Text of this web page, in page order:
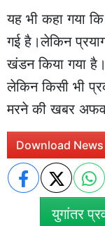
यह भी कहा गया
गई है।लेकिन
खंडन किया गया
लेकिन किसी भी
मरने की खबर
Download
युगांतर